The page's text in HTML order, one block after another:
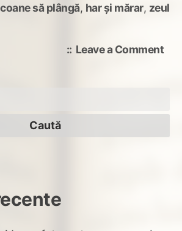
să plângă, har și mărar, zeul
Leave a Commenton